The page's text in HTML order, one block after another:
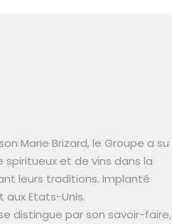
Marie Brizard, le Groupe a su
et de vins dans la
leurs traditions. Implanté
aux Etats-Unis.
distingue par son savoir-faire,